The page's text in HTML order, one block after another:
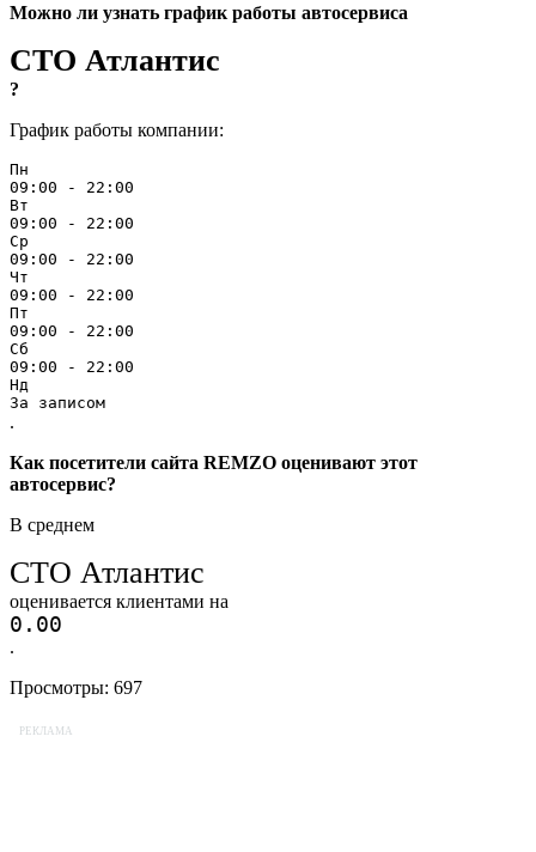
Можно ли узнать график работы автосервиса
СТО Атлантис
?
График работы компании:
Пн
09:00 - 22:00
Вт
09:00 - 22:00
Ср
09:00 - 22:00
Чт
09:00 - 22:00
Пт
09:00 - 22:00
Сб
09:00 - 22:00
Нд
За записом
.
Как посетители сайта REMZO оценивают этот
автосервис?
В среднем
СТО Атлантис
оценивается клиентами на
0.00
.
Просмотры: 697
РЕКЛАМА